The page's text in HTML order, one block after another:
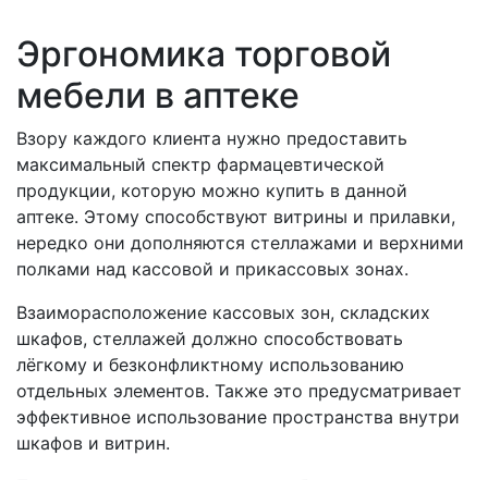
Эргономика торговой
мебели в аптеке
Взору каждого клиента нужно предоставить
максимальный спектр фармацевтической
продукции, которую можно купить в данной
аптеке. Этому способствуют витрины и прилавки,
нередко они дополняются стеллажами и верхними
полками над кассовой и прикассовых зонах.
Взаиморасположение кассовых зон, складских
шкафов, стеллажей должно способствовать
лёгкому и безконфликтному использованию
отдельных элементов. Также это предусматривает
эффективное использование пространства внутри
шкафов и витрин.